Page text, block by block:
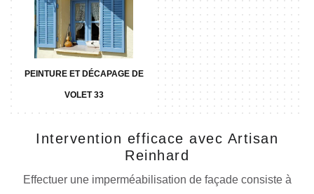
PEINTURE ET DÉCAPAGE DE
VOLET 33
Intervention efficace avec Artisan
Reinhard
Effectuer une imperméabilisation de façade consiste à